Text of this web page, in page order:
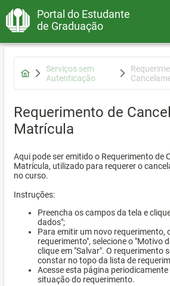
Portal do Estudante
de Graduação
Serviços sem
Autenticação
Requerimento de
Matrícula
Aqui pode ser emitido o Requerimento de
Matrícula, utilizado para requerer o
no curso.
Instruções:
Preencha os campos da tela e
dados";
Para emitir um novo requerimento,
requerimento", selecione o "Motivo
clique em "Salvar". O requerimento
constar no topo da lista de
Acesse esta página
situação do requerimento.